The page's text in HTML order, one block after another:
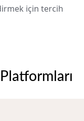
için tercih